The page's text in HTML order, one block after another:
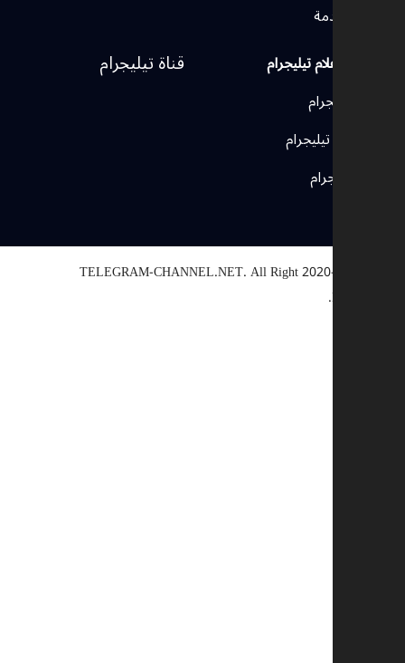
شروط الخدمة
وسائل الإعلام تيليجرام
قنوات تيليجرام
مجموعات تيليجرام
بوتات تيليجرام
قناة تيليجرام
TELEGRAM-CHANNEL.NET.All Right
Reserved.